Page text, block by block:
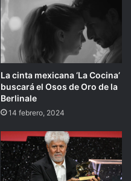
La cinta mexicana ‘La Cocina’
buscará el Osos de Oro de la
Berlinale
14 febrero, 2024